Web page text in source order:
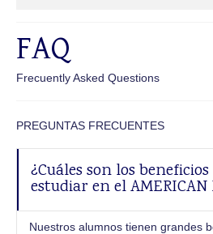
Inicio
Cursos
Jóvenes y Adultos
Sabatinos Jóvenes/
(CURSO PARA
FAQ
Frecuently Asked Questions
PREGUNTAS FRECUENTES
¿Cuáles son los
estudiar en el AMERICAN
Nuestros alumnos tienen grandes